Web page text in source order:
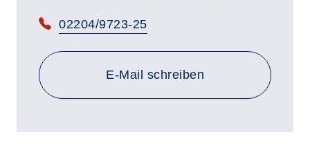
Telefon:
02204/9723-25
E-Mail schreiben